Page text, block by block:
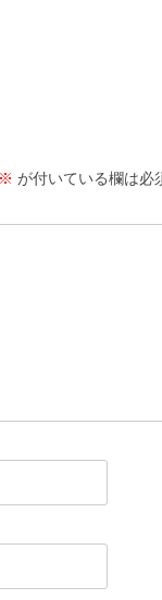
※ が付いている欄は必